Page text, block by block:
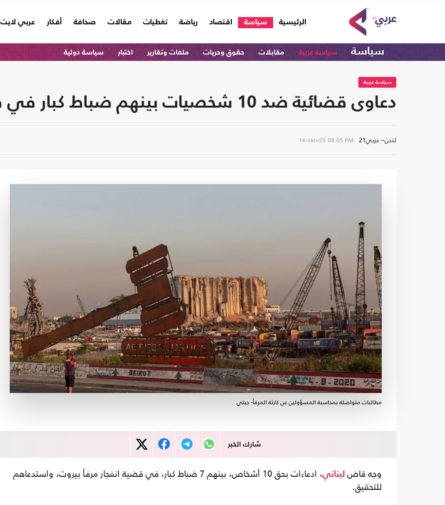
الرئيسية
(current) سياسة اقتصاد رياضة تغطيات مقالات صحافة أفكار عربي لايت
سياسة سياسة عربية مقابلات حقوق وحريات ملفات وتقارير اختبار سياسة دولية
سياسة عربية
دعاوى قضائية ضد 10 شخصيات بينهم ضباط كبار في قضية مرفأ بيروت
لندن– عربي21 16-Jan-25 08:05 PM
مطالبات متواصلة بمحاسبة المسؤولين عن كارثة المرفأ- جيتي
شارك الخبر
وجه قاض لبناني
، ادعاءات بحق 10 أشخاص، بينهم 7 ضباط كبار، في قضية انفجار مرفأ بيروت، واستدعاهم
للتحقيق.